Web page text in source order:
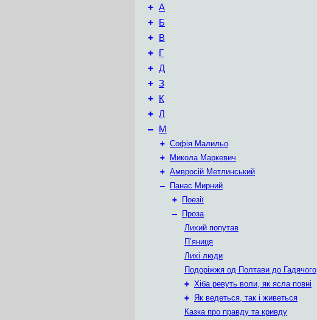
+ А
+ Б
+ В
+ Г
+ Д
+ З
+ К
+ Л
– М
+ Софія Малильо
+
Микола Маркевич
+ Амвросій Метлинський
–
Панас Мирний
+
Поезії
–
Проза
Лихий попутав
П’яниця
Лихі люди
Подоріжжя од Полтави до Гадячого
+ Хіба ревуть воли, як ясла повні
+ Як ведеться, так і живеться
Казка про правду та кривду